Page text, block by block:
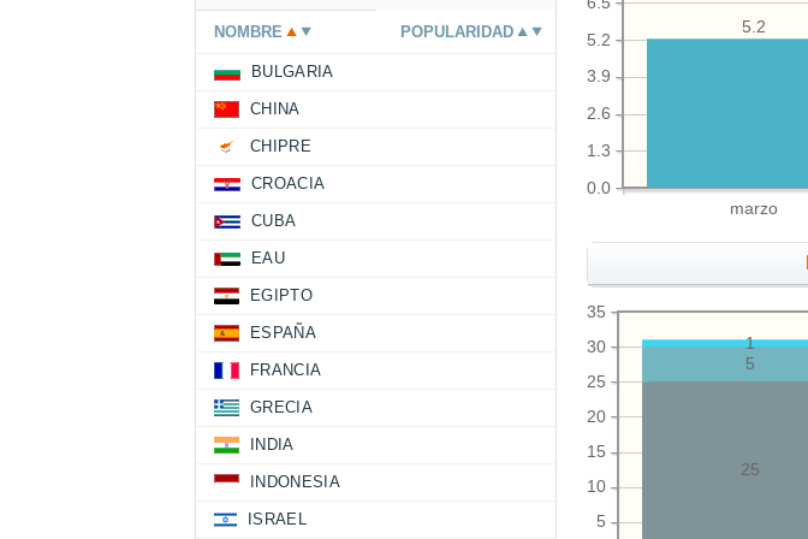
marzo
0.0
1.3
2.6
3.9
5.2
5.2
5
10
15
20
25
30
35
25
5
1
NOMBRE POPULARIDAD
BULGARIA
CHINA
CHIPRE
CROACIA
CUBA
EAU
EGIPTO
ESPAÑA
FRANCIA
GRECIA
INDIA
INDONESIA
ISRAEL